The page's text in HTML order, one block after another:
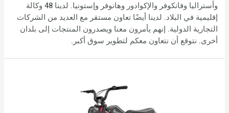
وأستراليا وفانكوفر والإكوادور وهانوفر وإستونيا. لدينا 48 وكالة
إقليمية في البلاد. لدينا أيضًا تعاون مستقر مع العديد من الشركات
التجارية الدولية. إنهم يأمرون معنا ويصدرون المنتجات إلى بلدان
أخرى. نتوقع أن نتعاون معكم لتطوير سوق أكبر.